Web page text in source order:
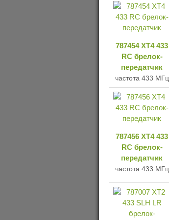
787454 XT4 433
RC брелок-
передатчик
частота 433 МГц
787456 XT4 433
RC брелок-
передатчик
частота 433 МГц